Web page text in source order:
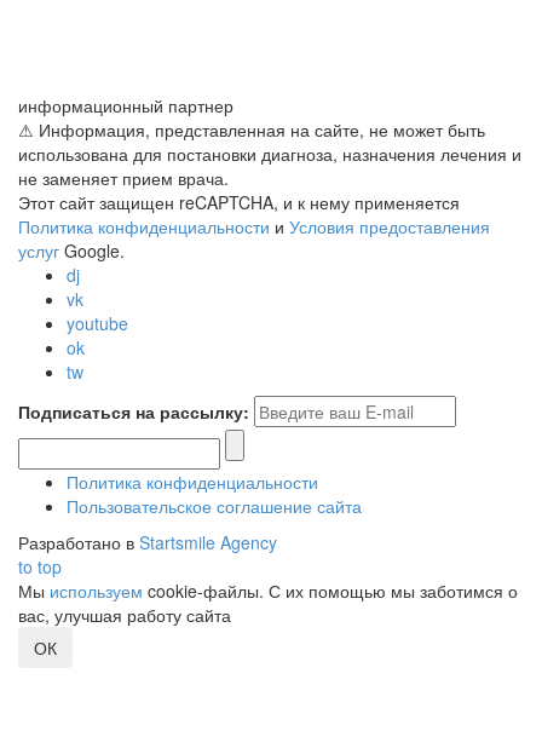
информационный партнер
⚠ Информация, представленная на сайте, не может быть
использована для постановки диагноза, назначения лечения и
не заменяет прием врача.
Этот сайт защищен reCAPTCHA, и к нему применяется
Политика конфиденциальности и Условия предоставления
услуг Google.
dj
vk
youtube
ok
tw
Подписаться на рассылку:
Политика конфиденциальности
Пользовательское соглашение сайта
Разработано в Startsmile Agency
to top
Мы используем cookie-файлы. С их помощью мы заботимся о
вас, улучшая работу сайта
ОК